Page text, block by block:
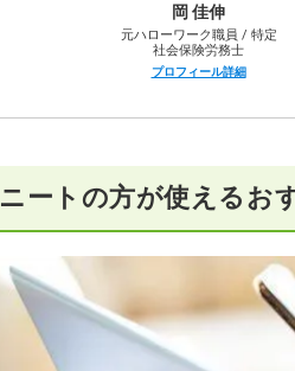
ニート向け就労支援によくある質問
岡 佳伸
元ハローワーク職員 / 特定
社会保険労務士
プロフィール詳細
ニートの方が使えるお